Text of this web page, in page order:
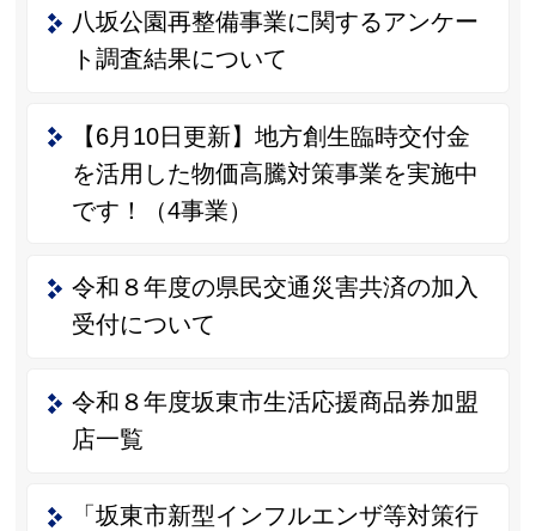
八坂公園再整備事業に関するアンケー
ト調査結果について
【6月10日更新】地方創生臨時交付金
を活用した物価高騰対策事業を実施中
です！（4事業）
令和８年度の県民交通災害共済の加入
受付について
令和８年度坂東市生活応援商品券加盟
店一覧
「坂東市新型インフルエンザ等対策行